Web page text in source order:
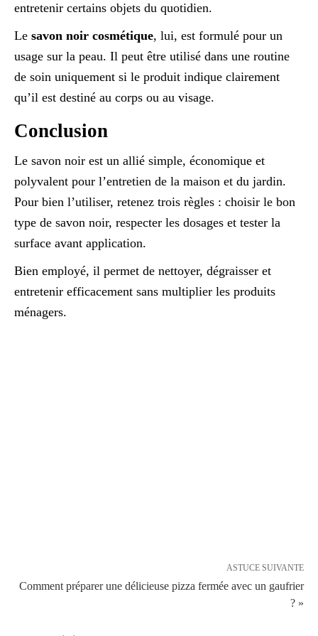
entretenir certains objets du quotidien.
Le savon noir cosmétique, lui, est formulé pour un
usage sur la peau. Il peut être utilisé dans une routine
de soin uniquement si le produit indique clairement
qu’il est destiné au corps ou au visage.
Conclusion
Le savon noir est un allié simple, économique et
polyvalent pour l’entretien de la maison et du jardin.
Pour bien l’utiliser, retenez trois règles : choisir le bon
type de savon noir, respecter les dosages et tester la
surface avant application.
Bien employé, il permet de nettoyer, dégraisser et
entretenir efficacement sans multiplier les produits
ménagers.
ASTUCE SUIVANTE
Comment préparer une délicieuse pizza fermée avec un gaufrier
? »